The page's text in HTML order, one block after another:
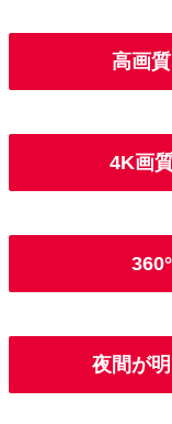
高画
4K画
夜間が